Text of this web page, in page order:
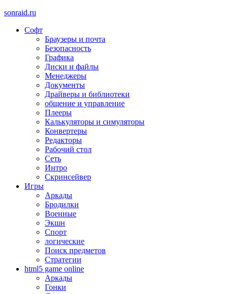
sonraid.ru
Скачивай программы, мини игры
Софт
Браузеры и почта
Безопасность
Графика
Диски и файлы
Менеджеры
Документы
Драйверы и библиотеки
общение и управление
Плееры
Калькуляторы и симуляторы
Конвертеры
Редакторы
Рабочий стол
Сеть
Интро
Скринсейвер
Игры
Аркады
Бродилки
Военные
Экшн
Спорт
логические
Поиск предметов
Стратегии
html5 game online
Аркады
Гонки